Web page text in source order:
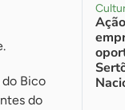
Bico
do